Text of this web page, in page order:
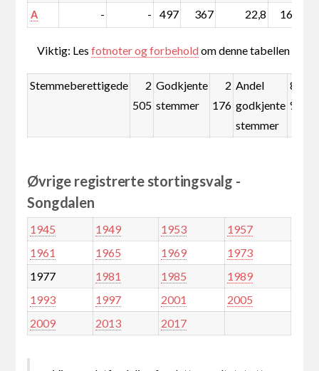
A - - 497 367 22,8 16,1
Viktig: Lesfotnoter og forbeholdom denne tabellen
Stemmeberettigede
2
505
Godkjente
stemmer
2
176
Andel
godkjente
stemmer
86,9
%
Øvrige registrerte stortingsvalg -
Songdalen
1945 1949 1953
1957
1961
1965 1969
1973
1977
1981 1985
1989
1993
1997 2001
2005
2009
2013 2017